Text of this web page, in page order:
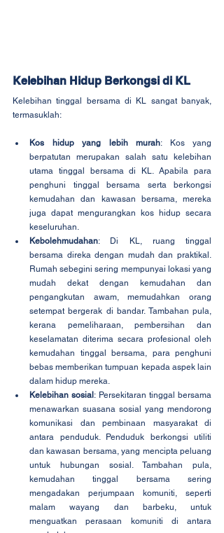
Kelebihan Hidup Berkongsi di KL
Kelebihan tinggal bersama di KL sangat banyak,
termasuklah:
Kos hidup yang lebih murah: Kos yang
berpatutan merupakan salah satu kelebihan
utama tinggal bersama di KL. Apabila para
penghuni tinggal bersama serta berkongsi
kemudahan dan kawasan bersama, mereka
juga dapat mengurangkan kos hidup secara
keseluruhan.
Kebolehmudahan: Di KL, ruang tinggal
bersama direka dengan mudah dan praktikal.
Rumah sebegini sering mempunyai lokasi yang
mudah dekat dengan kemudahan dan
pengangkutan awam, memudahkan orang
setempat bergerak di bandar. Tambahan pula,
kerana pemeliharaan, pembersihan dan
keselamatan diterima secara profesional oleh
kemudahan tinggal bersama, para penghuni
bebas memberikan tumpuan kepada aspek lain
dalam hidup mereka.
Kelebihan sosial : Persekitaran tinggal bersama
menawarkan suasana sosial yang mendorong
komunikasi dan pembinaan masyarakat di
antara penduduk. Penduduk berkongsi utiliti
dan kawasan bersama, yang mencipta peluang
untuk hubungan sosial. Tambahan pula,
kemudahan tinggal bersama sering
mengadakan perjumpaan komuniti, seperti
malam wayang dan barbeku, untuk
menguatkan perasaan komuniti di antara